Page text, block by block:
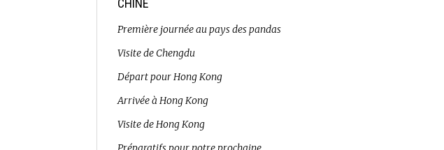
CHINE
Première journée au pays des pandas
Visite de Chengdu
Départ pour Hong Kong
Arrivée à Hong Kong
Visite de Hong Kong